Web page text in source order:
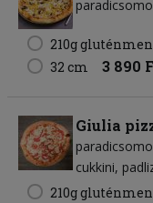
210g
32 cm 3 890
Giulia
cukkini
210g